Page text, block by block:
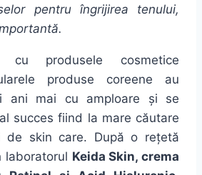
pentru îngrijirea tenului,
.
cu produsele cosmetice
produse coreene au
ani mai cu amploare și se
succes fiind la mare căutare
de skin care. După o rețetă
laboratorul Keida Skin,crema